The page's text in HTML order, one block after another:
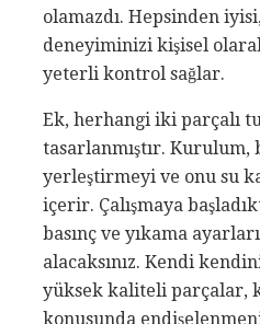
olamazdı. Hepsinden
deneyiminizi kişisel
yeterli kontrol sağlar.
Ek, herhangi iki parçalı
tasarlanmıştır. Kurulum,
yerleştirmeyi ve onu su
içerir. Çalışmaya
basınç ve yıkama
alacaksınız. Kendi
yüksek kaliteli parçalar,
konusunda